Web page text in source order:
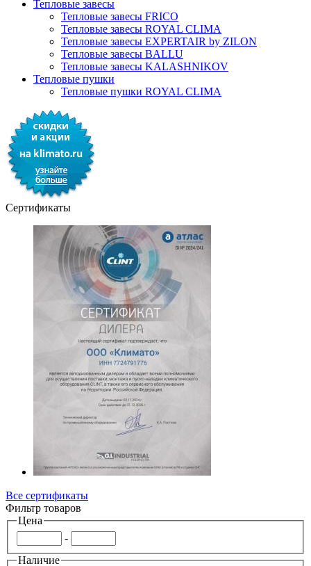
Тепловые завесы
Тепловые завесы FRICO
Тепловые завесы ROYAL CLIMA
Тепловые завесы EXPERTAIR by ZILON
Тепловые завесы BALLU
Тепловые завесы KALASHNIKOV
Тепловые пушки
Тепловые пушки ROYAL CLIMA
Сертификаты
Все сертификаты
Фильтр товаров
Цена
-
Наличие